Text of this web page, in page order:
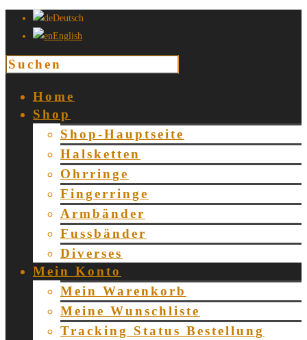
Deutsch
English
Home
Shop
Shop-Hauptseite
Halsketten
Ohrringe
Fingerringe
Armbänder
Fussbänder
Diverses
Mein Konto
Mein Warenkorb
Meine Wunschliste
Tracking Status Bestellung